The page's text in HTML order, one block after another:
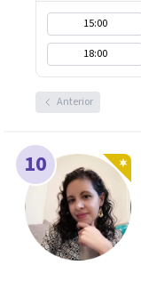
15:00
18:00
Anterior
10